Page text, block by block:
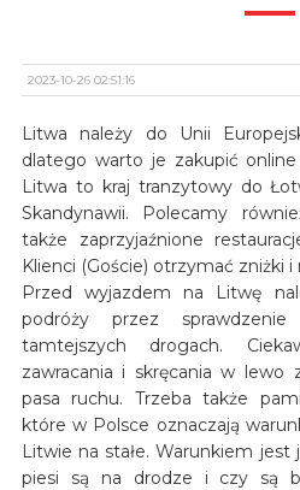
2023-10-26 02:51:16
Litwa należy do Unii
dlatego warto je zakupić
Litwa to kraj tranzytowy do
Skandynawii. Polecamy
także zaprzyjaźnione
Klienci (Goście) otrzymać zniżki i
Przed wyjazdem na Litwę
podróży przez
tamtejszych drogach.
zawracania i skręcania w lewo
pasa ruchu. Trzeba także
które w Polsce oznaczają
Litwie na stałe. Warunkiem
piesi są na drodze i czy są